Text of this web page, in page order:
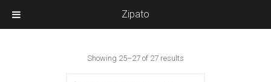
Showing 25–27 of 27 results
Zipato